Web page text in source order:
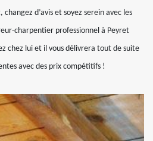
d’avis et soyez serein avec les
charpentier professionnel à Peyret
chez lui et il vous délivrera tout de suite
avec des prix compétitifs !